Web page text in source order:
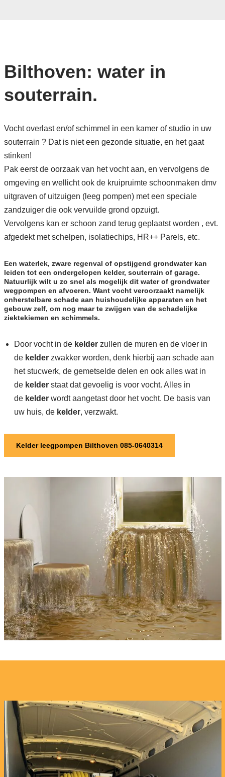
Bilthoven: water in
souterrain.
Vocht overlast en/of schimmel in een kamer of studio in uw
souterrain ? Dat is niet een gezonde situatie, en het gaat
stinken!
Pak eerst de oorzaak van het vocht aan, en vervolgens de
omgeving en wellicht ook de kruipruimte schoonmaken dmv
uitgraven of uitzuigen (leeg pompen) met een speciale
zandzuiger die ook vervuilde grond opzuigt.
Vervolgens kan er schoon zand terug geplaatst worden , evt.
afgedekt met schelpen, isolatiechips, HR++ Parels, etc.
Een waterlek, zware regenval of opstijgend grondwater kan
leiden tot een ondergelopen kelder, souterrain of garage.
Natuurlijk wilt u zo snel als mogelijk dit water of grondwater
wegpompen en afvoeren. Want vocht veroorzaakt namelijk
onherstelbare schade aan huishoudelijke apparaten en het
gebouw zelf, om nog maar te zwijgen van de schadelijke
ziektekiemen en schimmels.
Door vocht in de kelderzullen de muren en de vloer in
de kelderzwakker worden, denk hierbij aan schade aan
het stucwerk, de gemetselde delen en ook alles wat in
de kelderstaat dat gevoelig is voor vocht. Alles in
de kelderwordt aangetast door het vocht. De basis van
uw huis, de kelder, verzwakt.
Kelder leegpompen Bilthoven 085-0640314